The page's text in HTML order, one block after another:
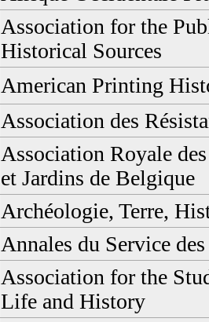
Association for the
Historical Sources
American Printing
Association des
Association Royale
et Jardins de Belgique
Archéologie, Terre,
Annales du Service
Association for the
Life and History